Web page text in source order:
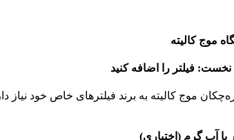
موج کالیته
فیلتر را اضافه کنید
آب گرم (اختیاری)